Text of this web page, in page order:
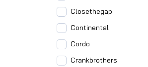
Closethegap
Continental
Cordo
Crankbrothers